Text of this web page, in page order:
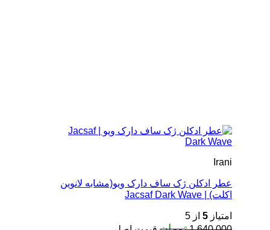
Irani
عطر ادکلن ژک ساف دارک ویو(مشابه لانوین
اکلت) | Jacsaf Dark Wave
امتیاز 5 از 5